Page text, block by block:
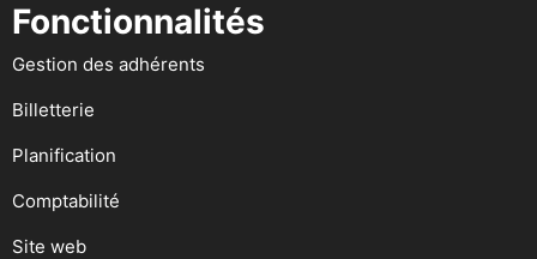
Fonctionnalités
Gestion des adhérents
Billetterie
Planification
Comptabilité
Site web